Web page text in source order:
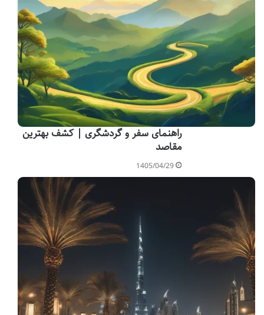
راهنمای سفر و گردشگری | کشف بهترین
مقاصد
1405/04/29